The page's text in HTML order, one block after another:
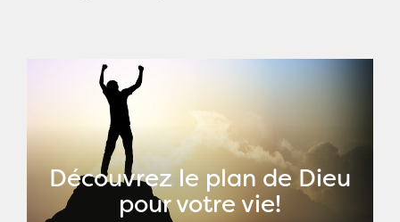
Découvrez le plan de Dieu
pour votre vie!